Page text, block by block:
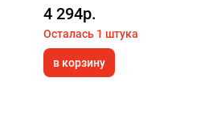
4 294р.
Осталась 1 штука
в корзину